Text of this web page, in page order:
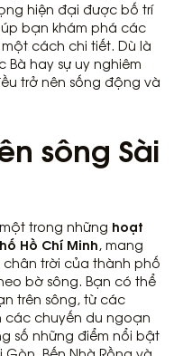
hiện đại được bố trí
bạn khám phá các
cách chi tiết. Dù là
hay sự uy nghiêm
trở nên sống động và
sông Sài
trong những hoạt
Hồ Chí Minh, mang
trời của thành phố
bờ sông. Bạn có thể
trên sông, từ các
các chuyến du ngoạn
số những điểm nổi bật